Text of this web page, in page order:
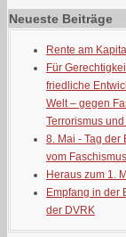
Neueste Beiträge
Rente am
Für
friedliche
Welt – gegen
Terrorismus
8. Mai - Tag der
vom Faschismus
Heraus zum 1.
Empfang in der
der DVRK